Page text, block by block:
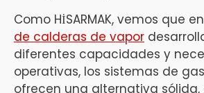
Como HİSARMAK, vemos que
de calderas de vapor
diferentes capacidades y
operativas, los sistemas de
ofrecen una alternativa